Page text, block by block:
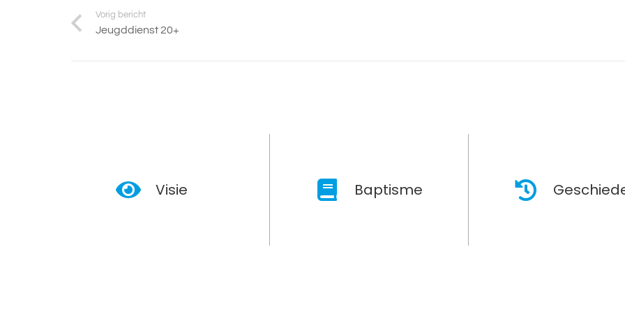
Vorig bericht
Jeugddienst 20+
Visie Baptisme